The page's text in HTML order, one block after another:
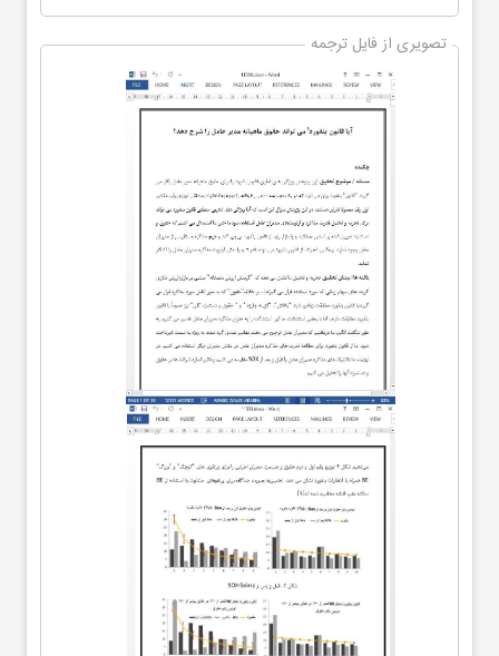
تصویری از فایل ترجمه